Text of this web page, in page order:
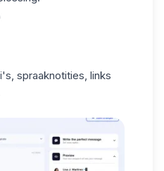
spraaknotities, links